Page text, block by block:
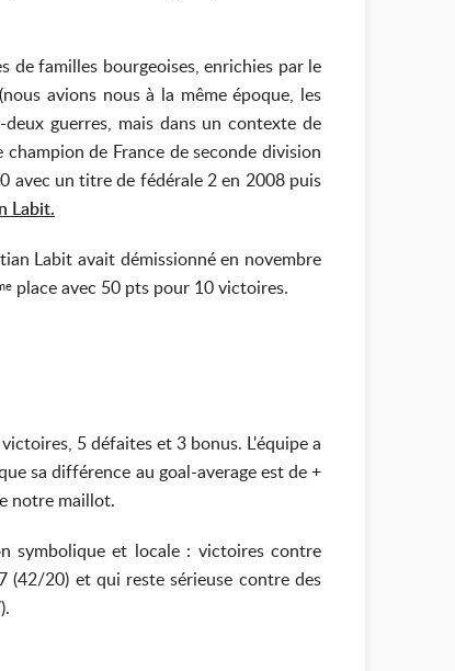
de familles bourgeoises, enrichies par le
avions nous à la même époque, les
guerres, mais dans un contexte de
de France de seconde division
avec un titre de fédérale 2 en 2008 puis
Labit.
Labit avait démissionné en novembre
place avec 50 pts pour 10 victoires.
5 défaites et 3 bonus. L'équipe a
sa différence au goal-average est de +
notre maillot.
symbolique et locale : victoires contre
20) et qui reste sérieuse contre des